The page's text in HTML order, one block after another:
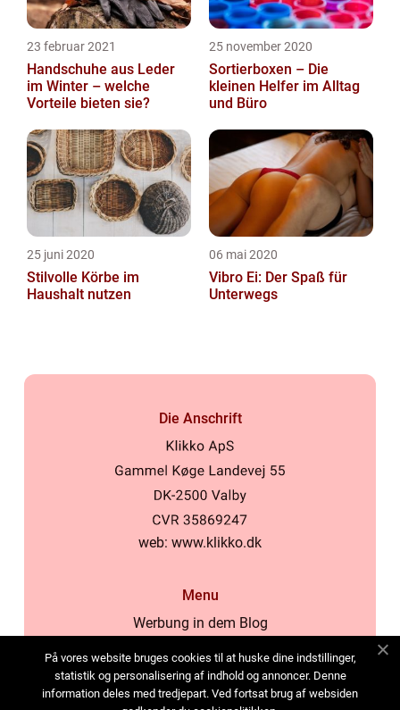
23 februar 2021
Handschuhe aus Leder
im Winter – welche
Vorteile bieten sie?
25 november 2020
Sortierboxen – Die
kleinen Helfer im Alltag
und Büro
25 juni 2020
Stilvolle Körbe im
Haushalt nutzen
06 mai 2020
Vibro Ei: Der Spaß für
Unterwegs
Die Anschrift
web: www.klikko.dk
Menu
Werbung in dem Blog
Cookies
Kontaktiere uns
På vores website bruges cookies til at huske dine indstillinger,
statistik og personalisering af indhold og annoncer. Denne
information deles med tredjepart. Ved fortsat brug af websiden